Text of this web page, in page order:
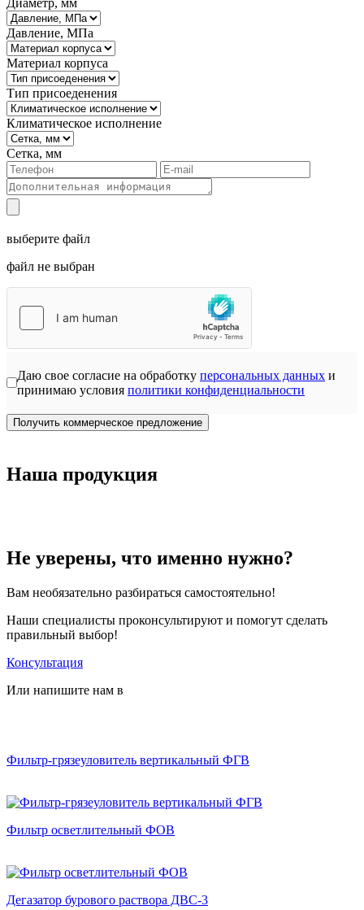
Диаметр, мм
Давление, МПа
Материал корпуса
Тип присоеденения
Климатическое исполнение
Сетка, мм
выберите файл
файл не выбран
Даю свое согласие на обработку персональных данных и
принимаю условия политики конфиденциальности
Получить коммерческое предложение
Наша продукция
Не уверены, что именно нужно?
Вам необязательно разбираться самостоятельно!
Наши специалисты проконсультируют и помогут сделать
правильный выбор!
Консультация
Или напишите нам в
Фильтр-грязеуловитель вертикальный ФГВ
Фильтр осветлительный ФОВ
Дегазатор бурового раствора ДВС-3